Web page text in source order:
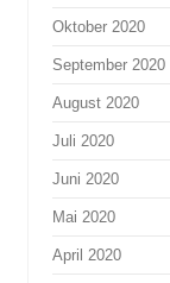
Oktober 2020
September 2020
August 2020
Juli 2020
Juni 2020
Mai 2020
April 2020